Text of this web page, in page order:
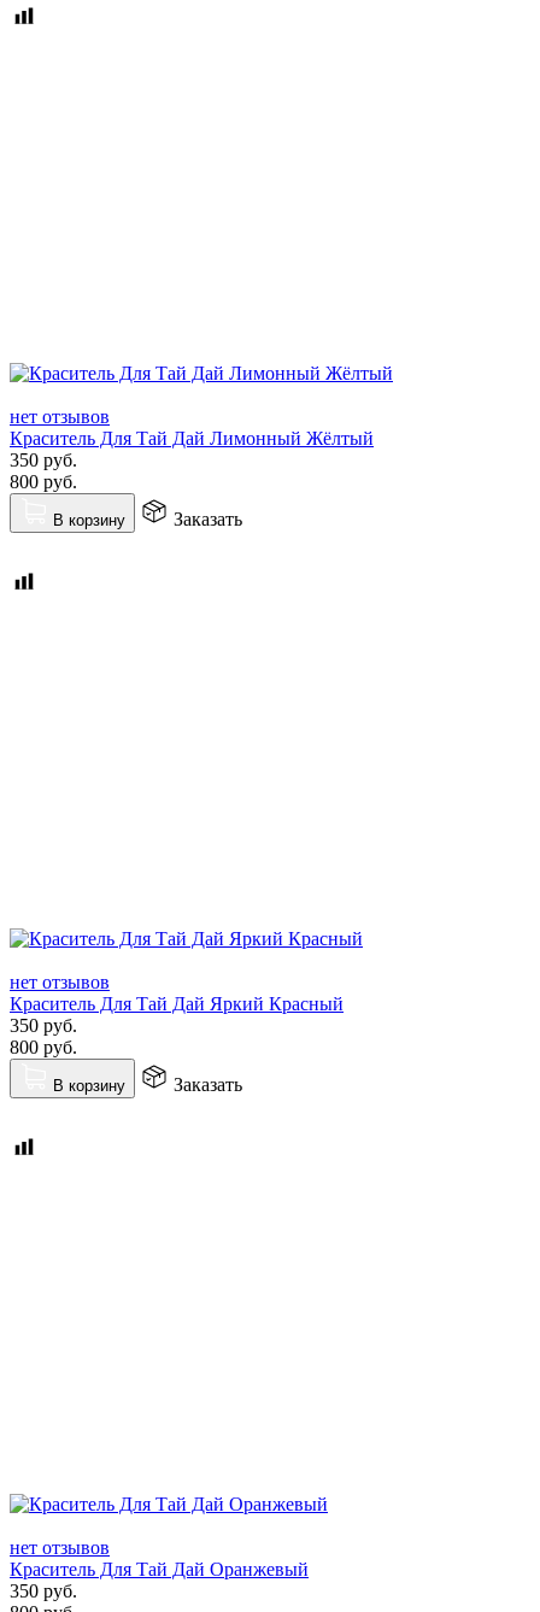
нет отзывов
Краситель Для Тай Дай Лимонный Жёлтый
350 руб.
800 руб.
В корзину Заказать
нет отзывов
Краситель Для Тай Дай Яркий Красный
350 руб.
800 руб.
В корзину Заказать
нет отзывов
Краситель Для Тай Дай Оранжевый
350 руб.